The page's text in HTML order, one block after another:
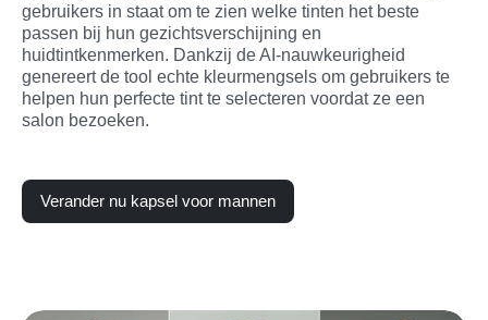
gebruikers in staat om te zien welke tinten het beste
passen bij hun gezichtsverschijning en
huidtintkenmerken. Dankzij de AI-nauwkeurigheid
genereert de tool echte kleurmengsels om gebruikers te
helpen hun perfecte tint te selecteren voordat ze een
salon bezoeken.
Verander nu kapsel voor mannen